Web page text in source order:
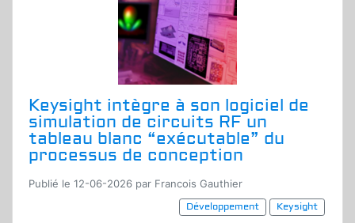
Keysight intègre à son logiciel de
simulation de circuits RF un
tableau blanc “exécutable” du
processus de conception
Publié le 12-06-2026 par Francois Gauthier
Développement
Keysight